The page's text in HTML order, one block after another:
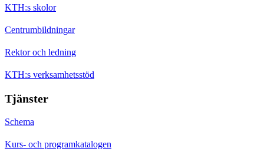
KTH:s skolor
Centrumbildningar
Rektor och ledning
KTH:s verksamhetsstöd
Tjänster
Schema
Kurs- och programkatalogen